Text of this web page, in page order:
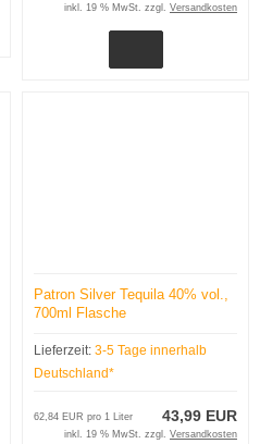
inkl. 19 % MwSt. zzgl. Versandkosten
Patron Silver Tequila 40% vol.,
700ml Flasche
Lieferzeit: 3-5 Tage innerhalb
Deutschland*
43,99 EUR
62,84 EUR pro 1 Liter
inkl. 19 % MwSt. zzgl. Versandkosten